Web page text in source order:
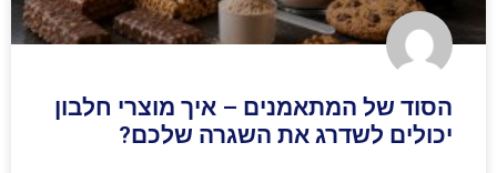
הסוד של המתאמנים – איך מוצרי חלבון
יכולים לשדרג את השגרה שלכם?